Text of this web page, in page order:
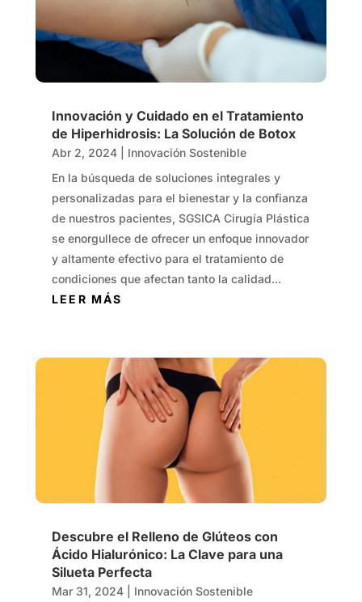
Innovación y Cuidado en el Tratamiento
de Hiperhidrosis: La Solución de Botox
Abr 2, 2024| Innovación Sostenible
En la búsqueda de soluciones integrales y
personalizadas para el bienestar y la confianza
de nuestros pacientes, SGSICA Cirugía Plástica
se enorgullece de ofrecer un enfoque innovador
y altamente efectivo para el tratamiento de
condiciones que afectan tanto la calidad...
LEER MÁS
Descubre el Relleno de Glúteos con
Ácido Hialurónico: La Clave para una
Silueta Perfecta
Mar 31, 2024| Innovación Sostenible